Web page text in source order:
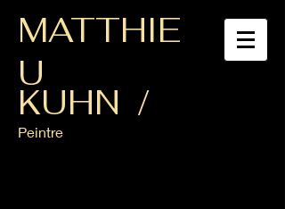
MATTHIE
U
KUHN /
Peintre